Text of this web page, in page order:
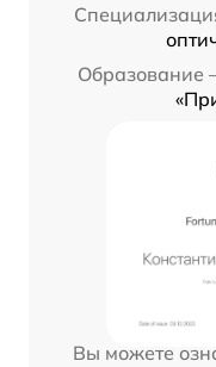
Образование
Вы можете